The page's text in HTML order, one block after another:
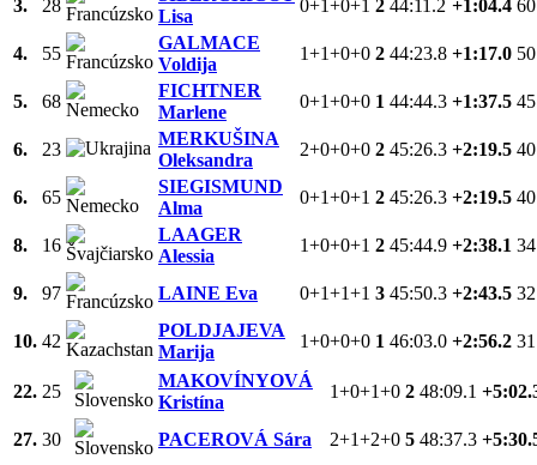
3. 28
Lisa
0+1+0+1 2 44:11.2 +1:04.4 60
4. 55
GALMACE
Voldija
1+1+0+0 2 44:23.8 +1:17.0 50
5. 68
FICHTNER
Marlene
0+1+0+0 1 44:44.3 +1:37.5 45
6. 23
MERKUŠINA
Oleksandra
2+0+0+0 2 45:26.3 +2:19.5 40
6. 65
SIEGISMUND
Alma
0+1+0+1 2 45:26.3 +2:19.5 40
8. 16
LAAGER
Alessia
1+0+0+1 2 45:44.9 +2:38.1 34
9. 97 LAINE Eva 0+1+1+1 3 45:50.3 +2:43.5 32
10. 42
POLDJAJEVA
Marija
1+0+0+0 1 46:03.0 +2:56.2 31
22. 25
MAKOVÍNYOVÁ
Kristína
1+0+1+0 2 48:09.1
27. 30 PACEROVÁ Sára 2+1+2+0 5 48:37.3